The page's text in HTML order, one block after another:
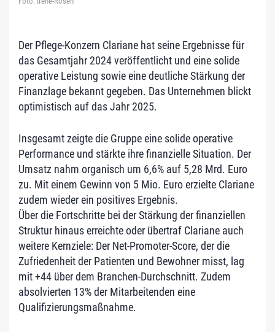
Der Pflege-Konzern Clariane hat seine Ergebnisse für
das Gesamtjahr 2024 veröffentlicht und eine solide
operative Leistung sowie eine deutliche Stärkung der
Finanzlage bekannt gegeben. Das Unternehmen blickt
optimistisch auf das Jahr 2025.
Insgesamt zeigte die Gruppe eine solide operative
Performance und stärkte ihre finanzielle Situation. Der
Umsatz nahm organisch um 6,6% auf 5,28 Mrd. Euro
zu. Mit einem Gewinn von 5 Mio. Euro erzielte Clariane
zudem wieder ein positives Ergebnis.
Über die Fortschritte bei der Stärkung der finanziellen
Struktur hinaus erreichte oder übertraf Clariane auch
weitere Kernziele: Der Net-Promoter-Score, der die
Zufriedenheit der Patienten und Bewohner misst, lag
mit +44 über dem Branchen-Durchschnitt. Zudem
absolvierten 13% der Mitarbeitenden eine
Qualifizierungsmaßnahme.